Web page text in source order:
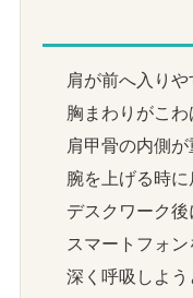
肩が前へ入りや
胸まわりがこわ
肩甲骨の内側が
腕を上げる時に
デスクワーク後
スマートフォン
深く呼吸しよう